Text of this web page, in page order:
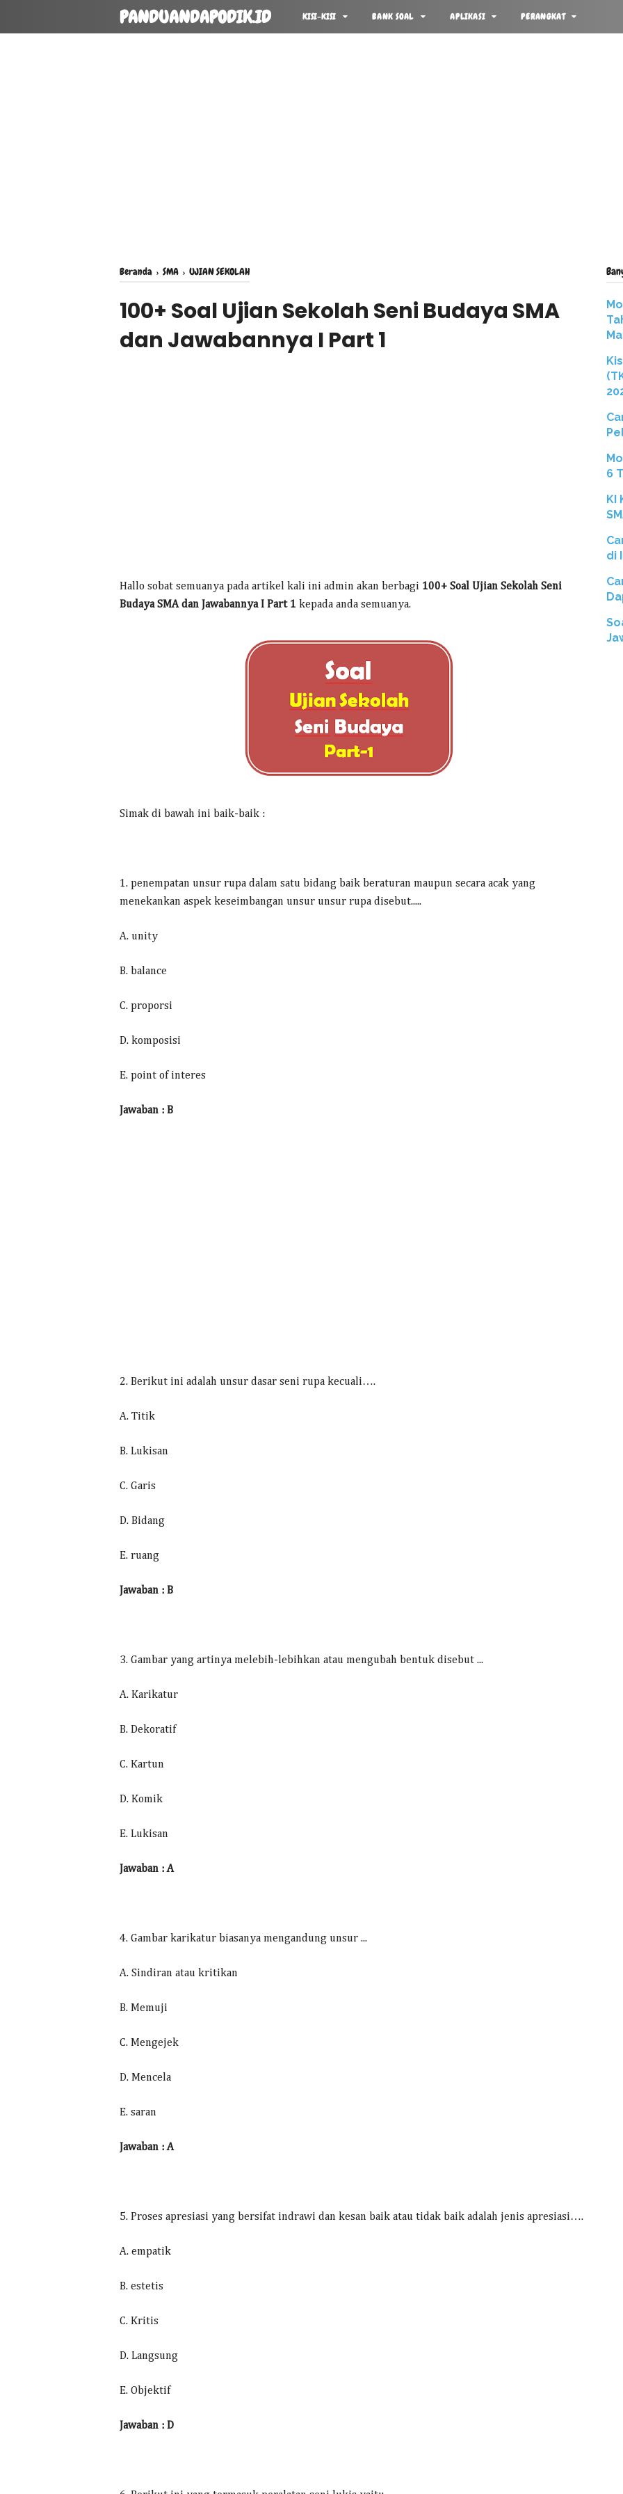
PANDUANDAPODIK.ID KISI-KISI BANK SOAL APLIKASI PERANGKAT
Beranda › SMA › UJIAN SEKOLAH
100+ Soal Ujian Sekolah Seni Budaya SMA
dan Jawabannya I Part 1
Hallo sobat semuanya pada artikel kali ini admin akan berbagi 100+ Soal Ujian Sekolah Seni
Budaya SMA dan Jawabannya I Part 1 kepada anda semuanya.
Simak di bawah ini baik-baik :
1. penempatan unsur rupa dalam satu bidang baik beraturan maupun secara acak yang
menekankan aspek keseimbangan unsur unsur rupa disebut.....
A. unity
B. balance
C. proporsi
D. komposisi
E. point of interes
Jawaban : B
2. Berikut ini adalah unsur dasar seni rupa kecuali….
A. Titik
B. Lukisan
C. Garis
D. Bidang
E. ruang
Jawaban : B
3. Gambar yang artinya melebih-lebihkan atau mengubah bentuk disebut ...
A. Karikatur
B. Dekoratif
C. Kartun
D. Komik
E. Lukisan
Jawaban : A
4. Gambar karikatur biasanya mengandung unsur ...
A. Sindiran atau kritikan
B. Memuji
C. Mengejek
D. Mencela
E. saran
Jawaban : A
5. Proses apresiasi yang bersifat indrawi dan kesan baik atau tidak baik adalah jenis apresiasi….
A. empatik
B. estetis
C. Kritis
D. Langsung
E. Objektif
Jawaban : D
6
KI
di